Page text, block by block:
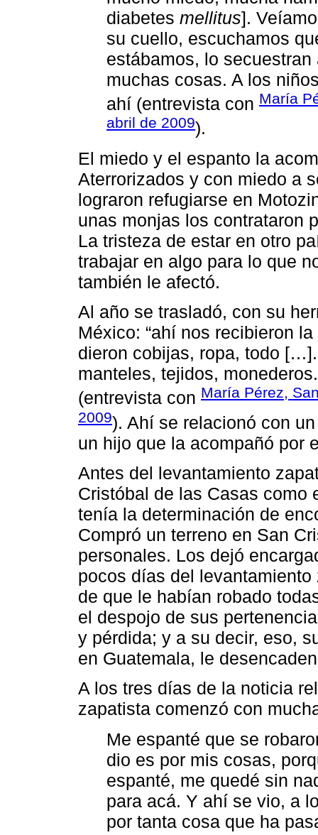
diabetes mellitus].
su cuello, escuchamos
estábamos, lo
muchas cosas. A los
ahí (entrevista con María
abril de 2009).
El miedo y el espanto la
Aterrorizados y con miedo a
lograron refugiarse en
unas monjas los contrataron
La tristeza de estar en otro
trabajar en algo para lo que
también le afectó.
Al año se trasladó, con su
México: “ahí nos recibieron
dieron cobijas, ropa, todo
manteles, tejidos,
(entrevista con María Pérez,
2009). Ahí se relacionó con
un hijo que la acompañó por
Antes del levantamiento
Cristóbal de las Casas como
tenía la determinación de
Compró un terreno en San
personales. Los dejó
pocos días del
de que le habían robado
el despojo de sus
y pérdida; y a su decir, eso,
en Guatemala, le
A los tres días de la noticia
zapatista comenzó con
Me espanté que se
dio es por mis cosas,
espanté, me quedé sin
para acá. Y ahí se vio, a
por tanta cosa que ha